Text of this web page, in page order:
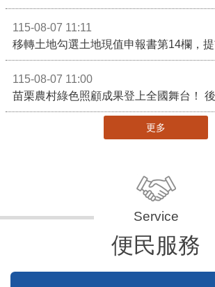
115-08-07 11:11
115-08-07 11:00
更多
便民服務